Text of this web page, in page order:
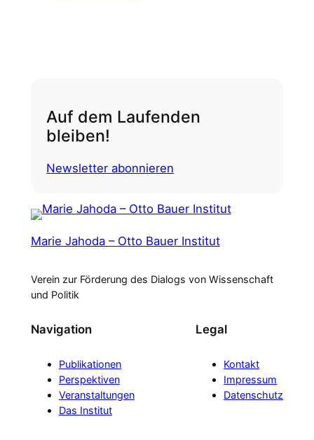
Auf dem Laufenden
bleiben!
Newsletter abonnieren
Marie Jahoda – Otto Bauer Institut
Verein zur Förderung des Dialogs von Wissenschaft
und Politik
Navigation
Publikationen
Perspektiven
Veranstaltungen
Das Institut
Legal
Kontakt
Impressum
Datenschutz